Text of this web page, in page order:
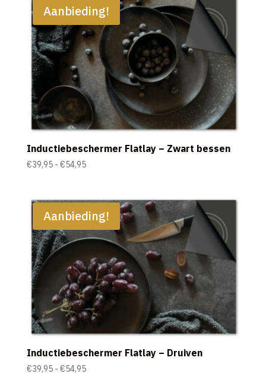
Aanbieding!
Inductiebeschermer Flatlay – Zwart bessen
€39,95 - €54,95Prijsklasse:
€54,95
Aanbieding!
Inductiebeschermer Flatlay – Druiven
€39,95 - €54,95Prijsklasse: